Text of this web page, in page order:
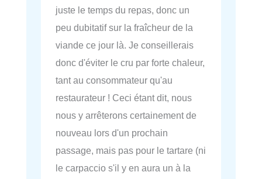
juste le temps du repas, donc un
peu dubitatif sur la fraîcheur de la
viande ce jour là. Je conseillerais
donc d'éviter le cru par forte chaleur,
tant au consommateur qu'au
restaurateur ! Ceci étant dit, nous
nous y arrêterons certainement de
nouveau lors d'un prochain
passage, mais pas pour le tartare (ni
le carpaccio s'il y en aura un à la